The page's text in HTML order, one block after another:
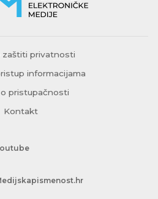
zaštiti privatnosti
informacijama
pristupačnosti
Kontakt